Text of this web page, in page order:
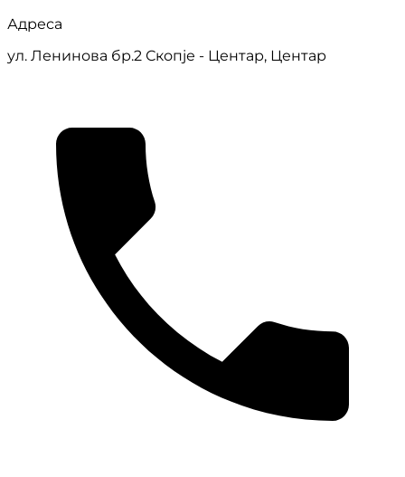
Адреса
ул. Ленинова бр.2 Скопје - Центар, Центар